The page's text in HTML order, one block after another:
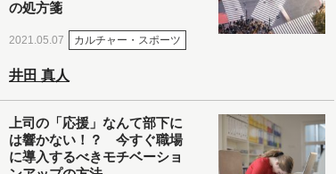
の処方箋
2021.05.07 カルチャー・スポーツ
井田 真人
上司の「応援」なんて部下に
は響かない！？ 今すぐ職場
に導入するべきモチベーショ